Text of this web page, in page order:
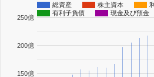
総資産 株主資本
有利子負債
現金及び預金
150億
200億
250億